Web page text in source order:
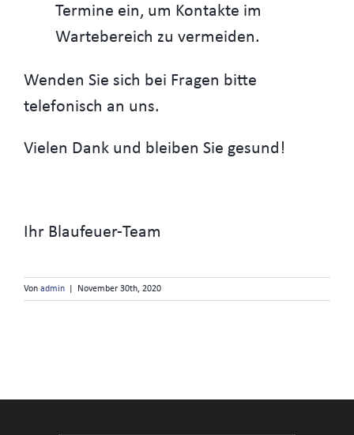
Termine ein, um Kontakte im
Wartebereich zu vermeiden.
Wenden Sie sich bei Fragen bitte
telefonisch an uns.
Vielen Dank und bleiben Sie gesund!
Ihr Blaufeuer-Team
Von admin November 30th, 2020